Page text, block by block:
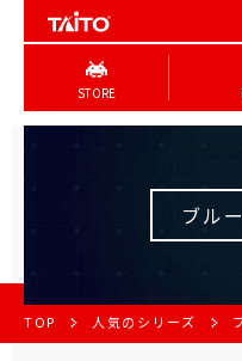
STORE
ブル
TOP 人気のシリーズ